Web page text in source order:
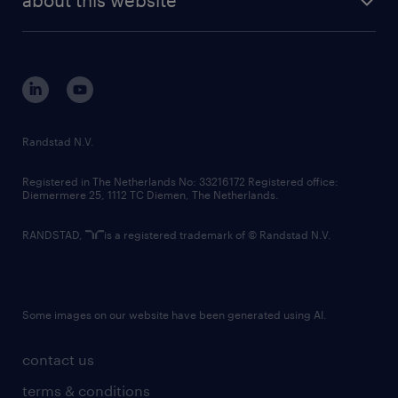
corporate governance
randstad innovation fund
country websites
contact us
terms & conditions
Randstad N.V.
Registered in The Netherlands No: 33216172 Registered office:
Diemermere 25, 1112 TC Diemen, The Netherlands.
RANDSTAD, is a registered trademark of © Randstad N.V.
Some images on our website have been generated using AI.